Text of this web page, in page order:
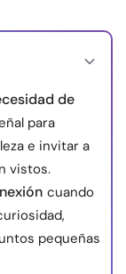
de
para
e invitar a
vistos.
cuando
pequeñas